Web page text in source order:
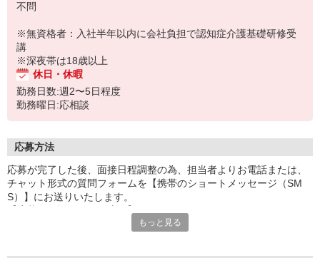
不問
※無資格者：入社半年以内に会社負担で認知症介護基礎研修受
講
※深夜帯は18歳以上
休日・休暇
勤務日数:週2〜5日程度
勤務曜日:応相談
応募方法
応募が完了した後、面接日程調整の為、担当者よりお電話または、
チャット形式の質問フォームを【携帯のショートメッセージ（SM
S）】にお送りいたします。
1.応募…Webもしくはお電話より応募ください。
もっと見る